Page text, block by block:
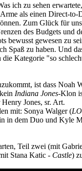
ich zu sehen
als einen Direct-to-
Zum Glück für
des Budgets und
bewusst gewesen zu
Spaß zu haben. Und
Kategorie "so
ist dass Noah
Indiana Jones-Klon
Jones, sr. Art.
mit: Sonya Walger (
in dem Duo und Kyle
Teil zwei (mit
Stana Katic - Castle)